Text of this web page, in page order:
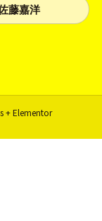
藤嘉洋
+ Elementor